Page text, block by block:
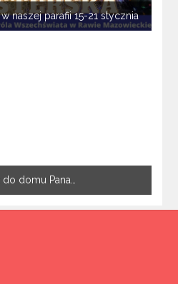
naszej parafii 15-21 stycznia
domu Pana…